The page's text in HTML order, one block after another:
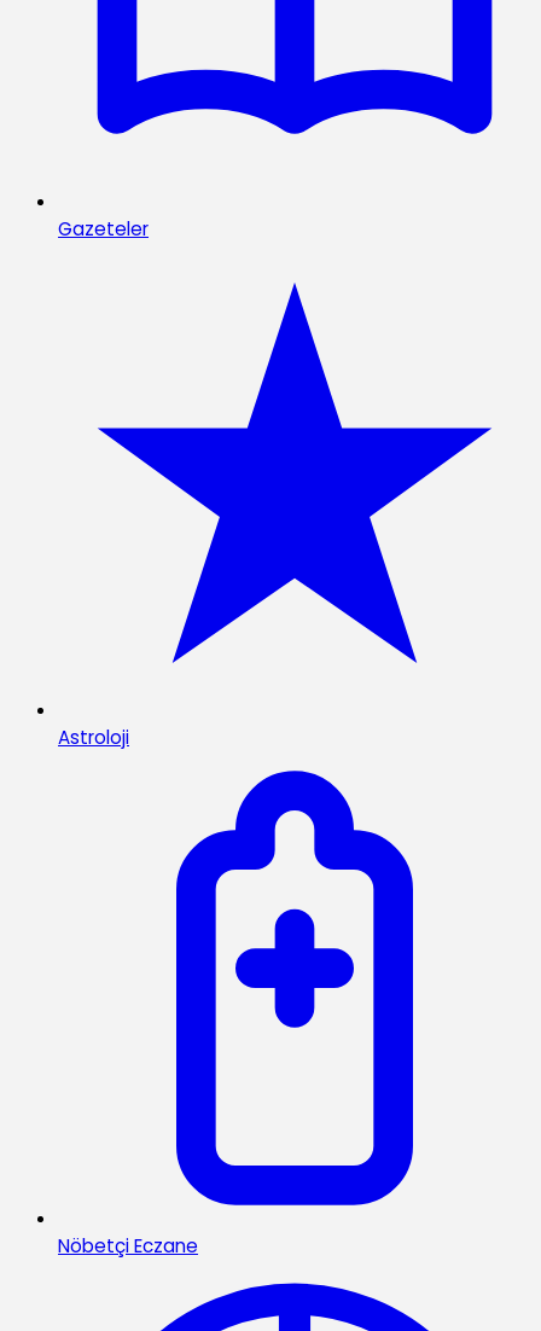
Gazeteler
Astroloji
Nöbetçi Eczane